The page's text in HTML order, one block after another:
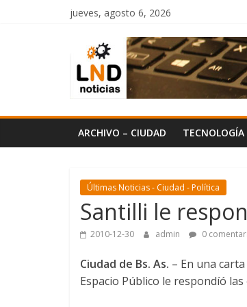
jueves, agosto 6, 2026
LND
Noticias
ARCHIVO – CIUDAD TECNOLOGÍA
Últimas Noticias - Ciudad - Política
Santilli le
2010-12-30 admin 0
Ciudad de Bs. As. – En una
Espacio Público le respondíó